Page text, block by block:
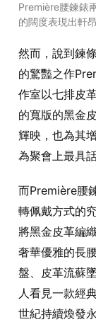
Première腰鍊錶
的闊度表現出軒昂
然而，說到鍊
的驚豔之作
作室以七排皮
的寬版的黑金
輝映，也為其
為聚會上最具
而Première腰
轉佩戴方式的
將黑金皮革編
奢華優雅的長
盤、皮革流蘇
人看見一款經
世紀持續煥發